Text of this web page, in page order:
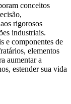
conceitos
rigorosos
industriais.
e componentes de
elementos
aumentar a
estender sua vida